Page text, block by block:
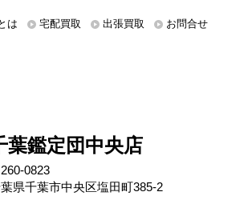
は 宅配買取 出張買取 お問合せ
葉鑑定団中央店
0823
県千葉市中央区塩田町385-2